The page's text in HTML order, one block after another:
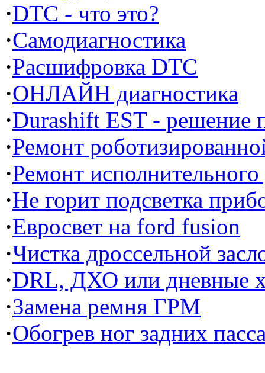
·DTC - что это?
·Самодиагностика
·Расшифровка DTC
·ОНЛАЙН диагностика
·Durashift EST - решение
·Ремонт
·Ремонт
·Не горит подсветка
·Евросвет на ford fusion
·Чистка дроссельной
·DRL, ДХО или дневные
·Замена ремня ГРМ
·Обогрев ног задних